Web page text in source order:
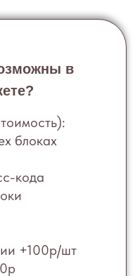
блоках
кода
+100р/шт
в